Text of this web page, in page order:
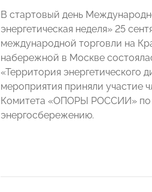
В стартовый день
энергетическая неделя» 25
международной торговли на
набережной в Москве
«Территория энергетического
мероприятия приняли участие
Комитета «ОПОРЫ РОССИИ» по
энергосбережению.